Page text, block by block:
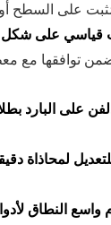
قياسي على شكل
توافقها مع
على البارد
لمحاذاة
واسع النطاق